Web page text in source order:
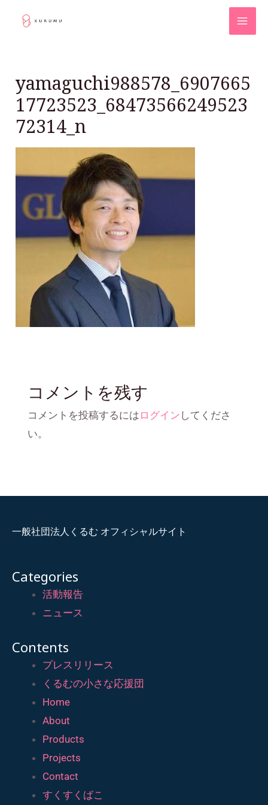
yamaguchi988578_6907665
17723523_68473566249523
72314_n
コメントを残す
コメントを投稿するにはログインしてくださ
い。
一般社団法人くるむ オフィシャルサイト
Categories
活動報告
ニュース
Contents
プレスリリース
くるむの小さな応援団
Home
About
Products
Projects
Contact
すくすくばこ